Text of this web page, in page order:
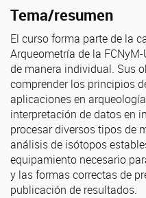
Tema/resumen
El curso forma parte de la
Arqueometría de la
de manera individual. Sus
comprender los principios
aplicaciones en
interpretación de datos en
procesar diversos tipos de
análisis de isótopos
equipamiento necesario
y las formas correctas de
publicación de resultados.